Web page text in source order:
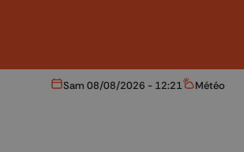
Aujourd'hui
Sam 08/08/2026 - 12:21 Météo
Météo